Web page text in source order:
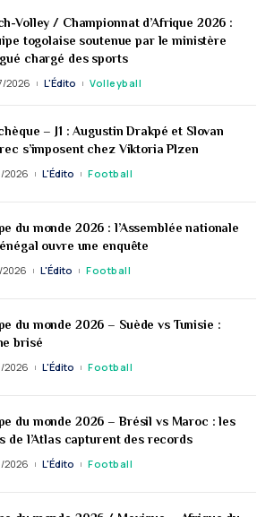
Volley / Championnat d’Afrique 2026 :
togolaise soutenue par le ministère
chargé des sports
2026 L'Édito Volleyball
– J1 : Augustin Drakpé et Slovan
s’imposent chez Viktoria Plzen
2026 L'Édito Football
du monde 2026 : l’Assemblée nationale
ouvre une enquête
2026 L'Édito Football
du monde 2026 – Suède vs Tunisie :
brisé
2026 L'Édito Football
du monde 2026 – Brésil vs Maroc : les
de l’Atlas capturent des records
2026 L'Édito Football